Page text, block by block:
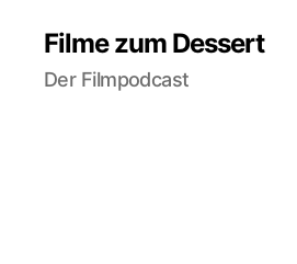
Filme zum Dessert
Der Filmpodcast